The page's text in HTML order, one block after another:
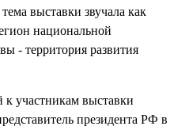
выставки звучала как
национальной
- территория развития
к участникам выставки
президента РФ в